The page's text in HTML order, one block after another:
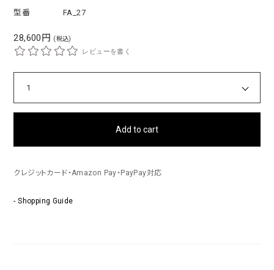
型番 FA_27
28,600円 (税込)
レビューを書く
1
Add to cart
クレジットカード・Amazon Pay・PayPay対応
- Shopping Guide